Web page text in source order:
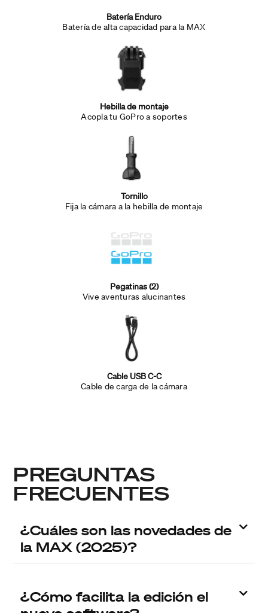
Batería Enduro
Batería de alta capacidad para la MAX
Hebilla de montaje
Acopla tu GoPro a soportes
Tornillo
Fija la cámara a la hebilla de montaje
Pegatinas (2)
Vive aventuras alucinantes
Cable USB C-C
Cable de carga de la cámara
PREGUNTAS
FRECUENTES
¿Cuáles son las novedades de
la MAX (2025)?
¿Cómo facilita la edición el